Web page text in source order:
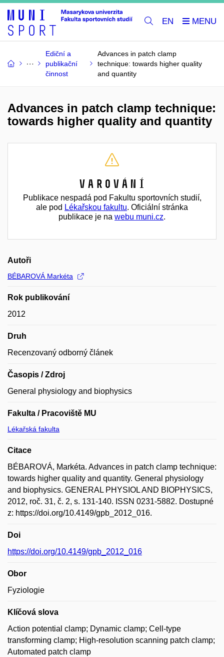
EN
Ediční a
publikační
činnost
Advances in patch clamp
technique: towards higher quality
and quantity
Advances in patch clamp technique:
towards higher quality and quantity
Varování
Publikace nespadá pod Fakultu sportovních studií,
ale pod Lékařskou fakultu. Oficiální stránka
publikace je na webu muni.cz.
Autoři
BÉBAROVÁ Markéta
Rok publikování
2012
Druh
Recenzovaný odborný článek
Časopis / Zdroj
General physiology and biophysics
Fakulta / Pracoviště MU
Lékařská fakulta
Citace
BÉBAROVÁ, Markéta. Advances in patch clamp technique:
towards higher quality and quantity. General physiology
and biophysics. GENERAL PHYSIOL AND BIOPHYSICS,
2012, roč. 31, č. 2, s. 131-140. ISSN 0231-5882. Dostupné
z: https://doi.org/10.4149/gpb_2012_016.
Doi
https://doi.org/10.4149/gpb_2012_016
Obor
Fyziologie
Klíčová slova
Action potential clamp; Dynamic clamp; Cell-type
transforming clamp; High-resolution scanning patch clamp;
Automated patch clamp